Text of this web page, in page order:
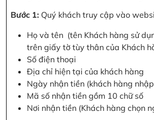
Bước 1: Quý khách truy cập vào
Họ và tên (tên Khách hàng sử
trên giấy tờ tùy thân của Khách
Số điện thoại
Địa chỉ hiện tại của khách hàng
Ngày nhận tiền (khách hàng
Mã số nhận tiền gồm 10 chữ số
Nơi nhận tiền (Khách hàng chọn